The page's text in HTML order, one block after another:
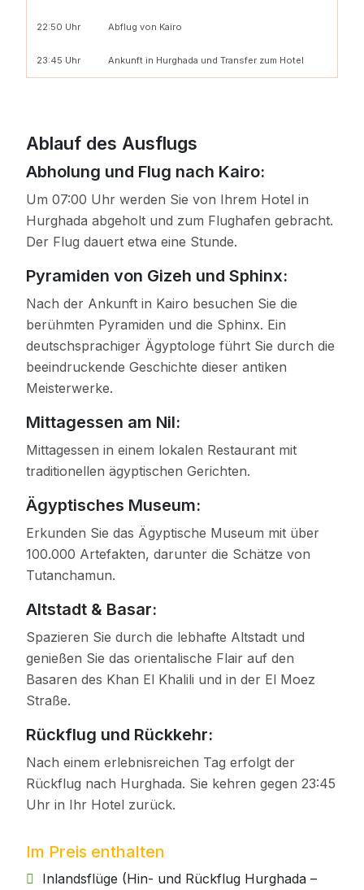
22:50 Uhr Abflug von Kairo
23:45 Uhr Ankunft in Hurghada und Transfer zum Hotel
Ablauf des Ausflugs
Abholung und Flug nach Kairo:
Um 07:00 Uhr werden Sie von Ihrem Hotel in
Hurghada abgeholt und zum Flughafen gebracht.
Der Flug dauert etwa eine Stunde.
Pyramiden von Gizeh und Sphinx:
Nach der Ankunft in Kairo besuchen Sie die
berühmten Pyramiden und die Sphinx. Ein
deutschsprachiger Ägyptologe führt Sie durch die
beeindruckende Geschichte dieser antiken
Meisterwerke.
Mittagessen am Nil:
Mittagessen in einem lokalen Restaurant mit
traditionellen ägyptischen Gerichten.
Ägyptisches Museum:
Erkunden Sie das Ägyptische Museum mit über
100.000 Artefakten, darunter die Schätze von
Tutanchamun.
Altstadt & Basar:
Spazieren Sie durch die lebhafte Altstadt und
genießen Sie das orientalische Flair auf den
Basaren des Khan El Khalili und in der El Moez
Straße.
Rückflug und Rückkehr:
Nach einem erlebnisreichen Tag erfolgt der
Rückflug nach Hurghada. Sie kehren gegen 23:45
Uhr in Ihr Hotel zurück.
Im Preis enthalten
Inlandsflüge (Hin- und Rückflug Hurghada –